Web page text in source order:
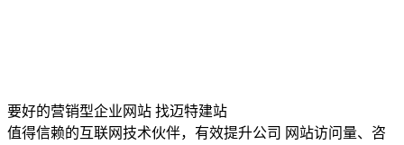
要好的营销型企业网站 找迈特建站
值得信赖的互联网技术伙伴，有效提升公司 网站访问量、咨